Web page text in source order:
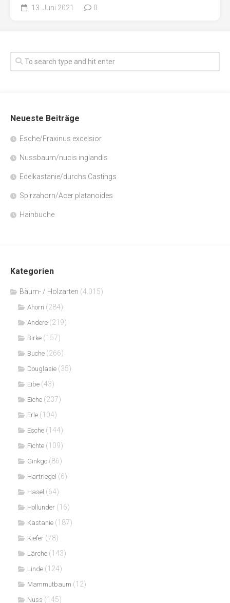
13. Juni 2021 0
Neueste Beiträge
Esche/Fraxinus excelsior
Nussbaum/nucis inglandis
Edelkastanie/durchs Castings
Spirzahorn/Acer platanoides
Hainbuche
Kategorien
Bäum- / Holzarten (4.015)
Ahorn (284)
Andere (219)
Birke (157)
Buche (266)
Douglasie (35)
Eibe (43)
Eiche (237)
Erle (104)
Esche (144)
Fichte (109)
Ginkgo (86)
Hartriegel (6)
Hasel (64)
Hollunder (16)
Kastanie (187)
Kiefer (78)
Lärche (143)
Linde (124)
Mammutbaum (12)
Nuss (145)